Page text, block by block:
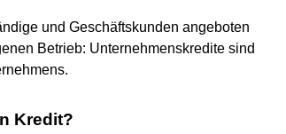
und Geschäftskunden angeboten
Betrieb: Unternehmenskredite sind
Kredit?